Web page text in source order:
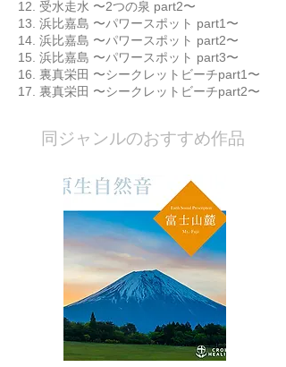
12. 受水走水 〜2つの泉 part2〜
13. 浜比嘉島 〜パワースポット part1〜
14. 浜比嘉島 〜パワースポット part2〜
15. 浜比嘉島 〜パワースポット part3〜
16. 裏真栄田 〜シークレットビーチpart1〜
17. 裏真栄田 〜シークレットビーチpart2〜
​同ジャンルのおすすめ作品